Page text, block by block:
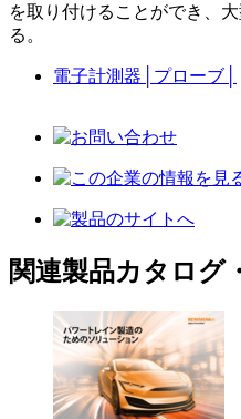
を取り付けることができ、
る。
電子計測器 プローブ
関連製品カタログ